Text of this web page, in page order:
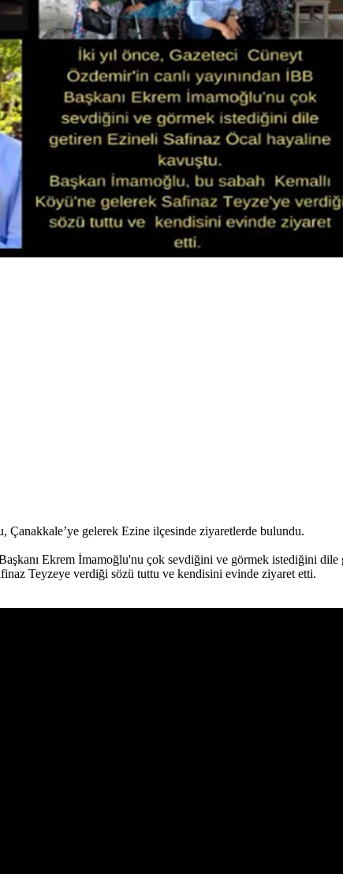
gelerek Ezine ilçesinde ziyaretlerde bulundu.
Ekrem İmamoğlu'nu çok sevdiğini ve görmek istediğini
Teyzeye verdiği sözü tuttu ve kendisini evinde ziyaret etti.